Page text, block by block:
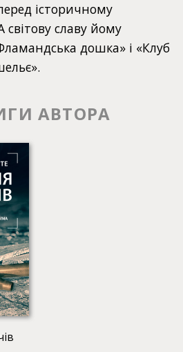
історичному
світову славу йому
дошка» і «Клуб
АВТОРА